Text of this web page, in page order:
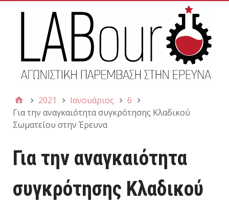
2021 Ιανουάριος
6
Για την αναγκαιότητα συγκρότησης Κλαδικού
Σωματείου στην Έρευνα
Για την αναγκαιότητα
συγκρότησης Κλαδικού